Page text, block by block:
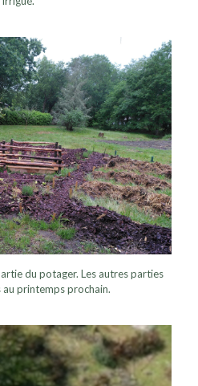
du potager. Les autres parties
printemps prochain.